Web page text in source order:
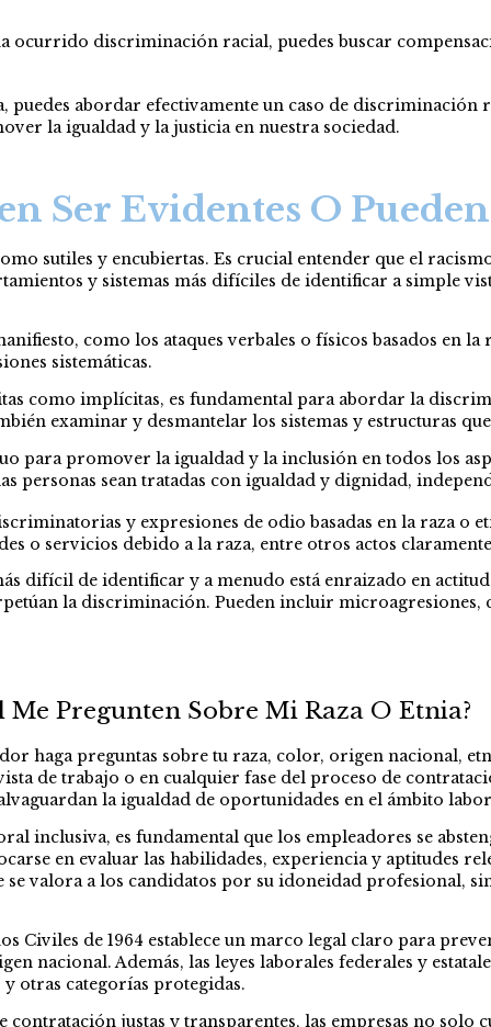
ocurrido discriminación racial, puedes buscar
puedes abordar efectivamente un caso de
la igualdad y la justicia en nuestra sociedad.
Ser Evidentes O
sutiles y encubiertas. Es crucial entender que el
y sistemas más difíciles de identificar a simple
como los ataques verbales o físicos basados en
sistemáticas.
como implícitas, es fundamental para abordar la
examinar y desmantelar los sistemas y estructuras
para promover la igualdad y la inclusión en todos los
personas sean tratadas con igualdad y dignidad,
y expresiones de odio basadas en la raza o
o servicios debido a la raza, entre otros actos
difícil de identificar y a menudo está enraizado en
la discriminación. Pueden incluir microagresiones,
Pregunten Sobre Mi Raza O Etnia?
haga preguntas sobre tu raza, color, origen nacional,
de trabajo o en cualquier fase del proceso de
la igualdad de oportunidades en el ámbito
inclusiva, es fundamental que los empleadores se
en evaluar las habilidades, experiencia y aptitudes
valora a los candidatos por su idoneidad profesional,
Civiles de 1964 establece un marco legal claro para
nacional. Además, las leyes laborales federales y
otras categorías protegidas.
justas y transparentes, las empresas no solo